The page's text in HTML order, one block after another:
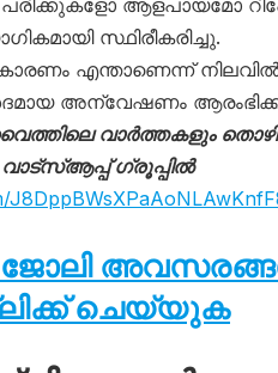
സ്ഥിരീകരിച്ചു.
എന്താണെന്ന്
അന്വേഷണം
വാർത്തകളും
ഗ്രൂപ്പിൽ
ചെയ്യുക